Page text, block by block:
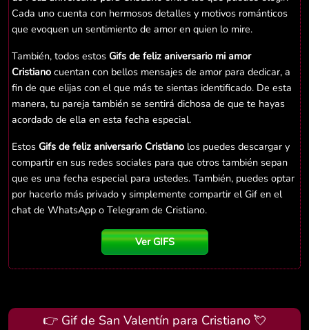
Cada uno cuenta con hermosos detalles y motivos románticos
que evoquen un sentimiento de amor en quien lo mire.
También, todos estos Gifs de feliz aniversario mi amor
Cristiano cuentan con bellos mensajes de amor para dedicar, a
fin de que elijas con el que más te sientas identificado. De esta
manera, tu pareja también se sentirá dichosa de que te hayas
acordado de ella en esta fecha especial.
Estos Gifs de feliz aniversario Cristiano los puedes descargar y
compartir en sus redes sociales para que otros también sepan
que es una fecha especial para ustedes. También, puedes optar
por hacerlo más privado y simplemente compartir el Gif en el
chat de WhatsApp o Telegram de Cristiano.
Ver GIFS
👉 Gif de San Valentín para Cristiano 💘